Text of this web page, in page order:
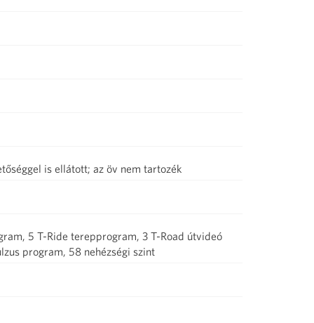
is ellátott; az öv nem tartozék
5 T-Ride terepprogram, 3 T-Road útvideó
program, 58 nehézségi szint